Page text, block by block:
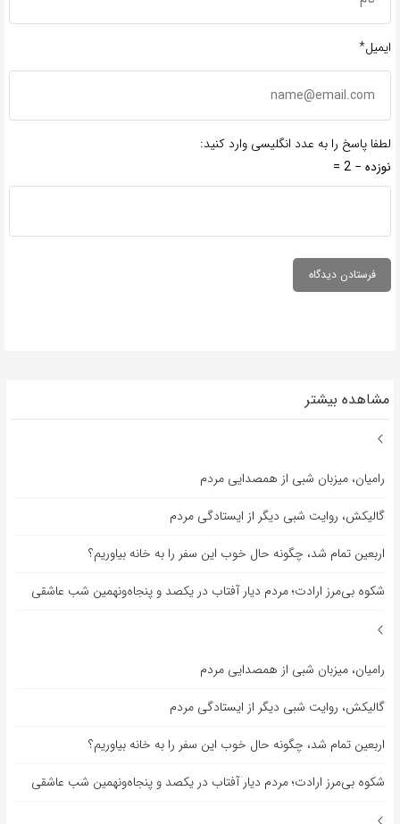
ایمیل*
لطفا پاسخ را به عدد انگلیسی وارد کنید:
نوزده − 2 =
مشاهده بیشتر
رامیان، میزبان شبی از همصدایی مردم
گالیکش، روایت شبی دیگر از ایستادگی مردم
اربعین تمام شد، چگونه حال خوب این سفر را به خانه بیاوریم؟
شکوه بی‌مرز ارادت؛ مردم دیار آفتاب در یکصد و پنجاه‌ونهمین شب عاشقی
رامیان، میزبان شبی از همصدایی مردم
گالیکش، روایت شبی دیگر از ایستادگی مردم
اربعین تمام شد، چگونه حال خوب این سفر را به خانه بیاوریم؟
شکوه بی‌مرز ارادت؛ مردم دیار آفتاب در یکصد و پنجاه‌ونهمین شب عاشقی